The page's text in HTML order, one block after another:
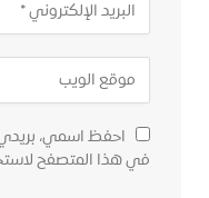
احفظ اسمي، بريدي
في هذا المتصفح